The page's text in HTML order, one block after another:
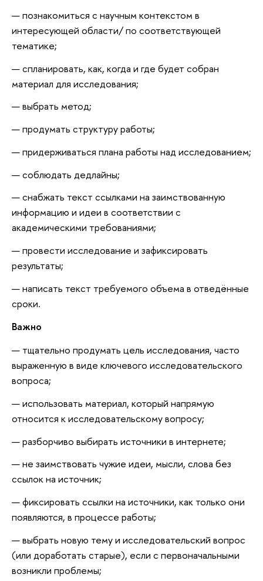
познакомиться с научным контекстом в
интересующей области/ по соответствующей
тематике;
спланировать, как, когда и где будет собран
материал для исследования;
выбрать метод;
продумать структуру работы;
придерживаться плана работы над исследованием;
соблюдать дедлайны;
снабжать текст ссылками на заимствованную
информацию и идеи в соответствии с
академическими требованиями;
провести исследование и зафиксировать
результаты;
написать текст требуемого объема в отведённые
сроки.
Важно
тщательно продумать цель исследования, часто
выраженную в виде ключевого исследовательского
вопроса;
использовать материал, который напрямую
относится к исследовательскому вопросу;
разборчиво выбирать источники в интернете;
не заимствовать чужие идеи, мысли, слова без
ссылок на источник;
фиксировать ссылки на источники, как только они
появляются, в процессе работы;
выбрать новую тему и исследовательский вопрос
(или доработать старые), если с первоначальными
возникли проблемы;